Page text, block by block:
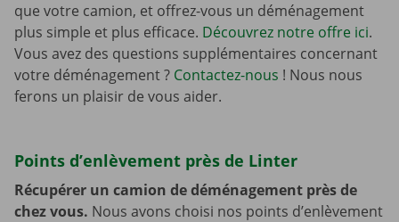
que votre camion, et offrez-vous un déménagement
plus simple et plus efficace. Découvrez notre offre ici.
Vous avez des questions supplémentaires concernant
votre déménagement ? Contactez-nous ! Nous nous
ferons un plaisir de vous aider.
Points d’enlèvement près de Linter
Récupérer un camion de déménagement près de
chez vous. Nous avons choisi nos points d’enlèvement